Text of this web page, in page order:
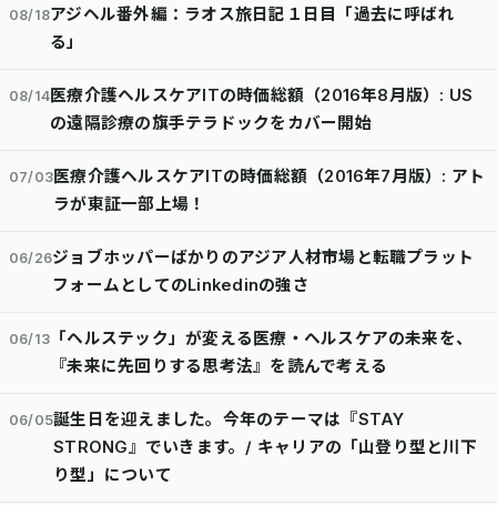
08/18アジヘル番外編：ラオス旅日記１日目「過去に呼ばれ
る」
08/14医療介護ヘルスケアITの時価総額（2016年8月版）: US
の遠隔診療の旗手テラドックをカバー開始
07/03医療介護ヘルスケアITの時価総額（2016年7月版）: アト
ラが東証一部上場！
06/26ジョブホッパーばかりのアジア人材市場と転職プラット
フォームとしてのLinkedinの強さ
06/13 「ヘルステック」が変える医療・ヘルスケアの未来を、
『未来に先回りする思考法』を読んで考える
06/05誕生日を迎えました。今年のテーマは『STAY
STRONG』でいきます。/ キャリアの「山登り型と川下
り型」について